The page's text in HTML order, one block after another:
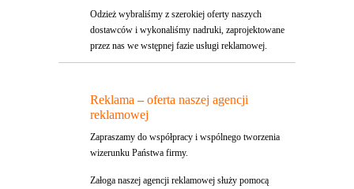
Odzież wybraliśmy z szerokiej oferty naszych
dostawców i wykonaliśmy nadruki, zaprojektowane
przez nas we wstępnej fazie usługi reklamowej.
Reklama–oferta naszej agencji
reklamowej
Zapraszamy do współpracy i wspólnego tworzenia
wizerunku Państwa firmy.
Załoga naszej agencji reklamowej służy pomocą